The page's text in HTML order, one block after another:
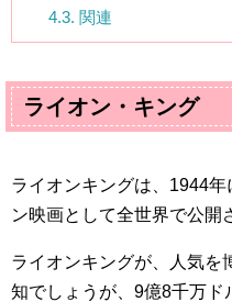
4.3. 関連
ライオン・キング
ライオンキングは、 1944年
ン映画として全世界で公開
ライオンキングが、人気を
知でしょうが、 9億8千万ド